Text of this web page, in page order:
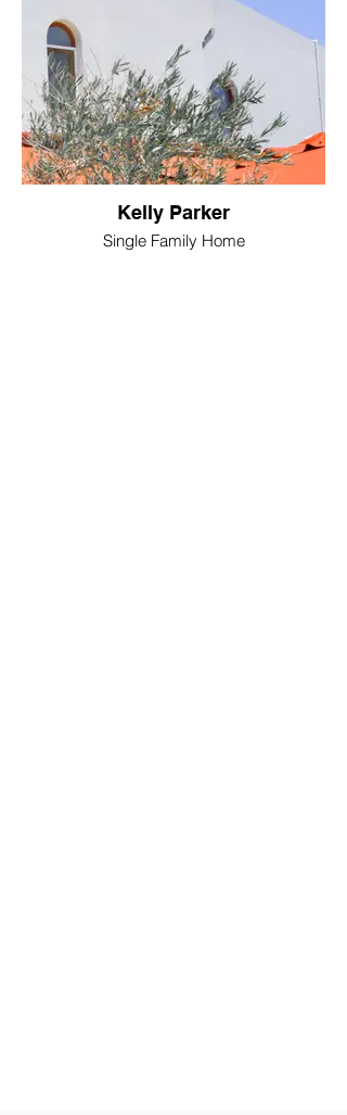
Kelly Parker
Single Family Home